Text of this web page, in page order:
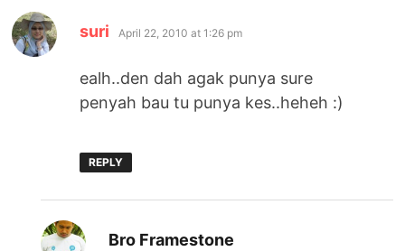
suri says:
April 22, 2010 at 1:26 pm
ealh..den dah agak punya sure
penyah bau tu punya kes..heheh :)
REPLY
Bro Framestone